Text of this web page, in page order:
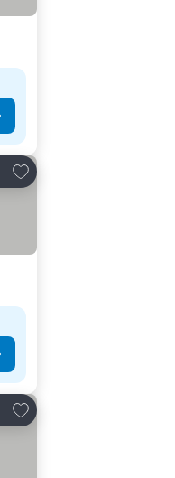
Adicionar aos favoritos
Adicionar aos favoritos